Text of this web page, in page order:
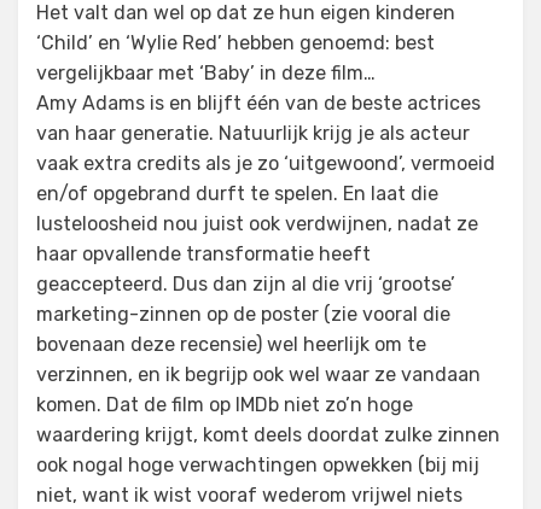
Het valt dan wel op dat ze hun eigen kinderen
‘Child’ en ‘Wylie Red’ hebben genoemd: best
vergelijkbaar met ‘Baby’ in deze film…
Amy Adams is en blijft één van de beste actrices
van haar generatie. Natuurlijk krijg je als acteur
vaak extra credits als je zo ‘uitgewoond’, vermoeid
en/of opgebrand durft te spelen. En laat die
lusteloosheid nou juist ook verdwijnen, nadat ze
haar opvallende transformatie heeft
geaccepteerd. Dus dan zijn al die vrij ‘grootse’
marketing-zinnen op de poster (zie vooral die
bovenaan deze recensie) wel heerlijk om te
verzinnen, en ik begrijp ook wel waar ze vandaan
komen. Dat de film op IMDb niet zo’n hoge
waardering krijgt, komt deels doordat zulke zinnen
ook nogal hoge verwachtingen opwekken (bij mij
niet, want ik wist vooraf wederom vrijwel niets